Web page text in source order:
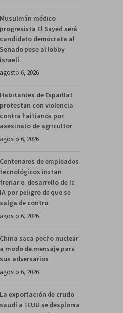
Musulmán médico
progresista El Sayed será
candidato demócrata al
Senado pese al lobby
israelí
agosto 6, 2026
Habitantes de Espaillat
protestan con violencia
contra haitianos por
asesinato de agricultor
agosto 6, 2026
Centenares de empleados
tecnológicos instan
frenar el desarrollo de la
IA por peligro de que se
salga de control
agosto 6, 2026
China saca pecho nuclear
a modo de mensaje para
sus adversarios
agosto 6, 2026
La exportación de crudo
saudí a EEUU se desploma